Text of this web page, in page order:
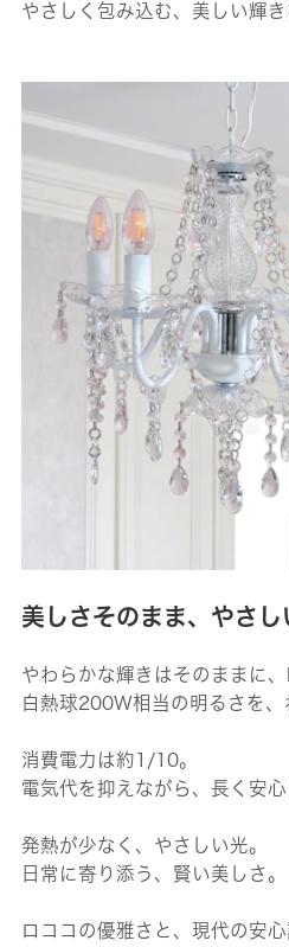
やさしく包み込む、美しい輝き
美しさそのまま、やさし
やわらかな輝きはそのままに、
白熱球200W相当の明るさを、
消費電力は約1/10。
電気代を抑えながら、長く安心
発熱が少なく、やさしい光。
日常に寄り添う、賢い美しさ。
ロココの優雅さと、現代の安